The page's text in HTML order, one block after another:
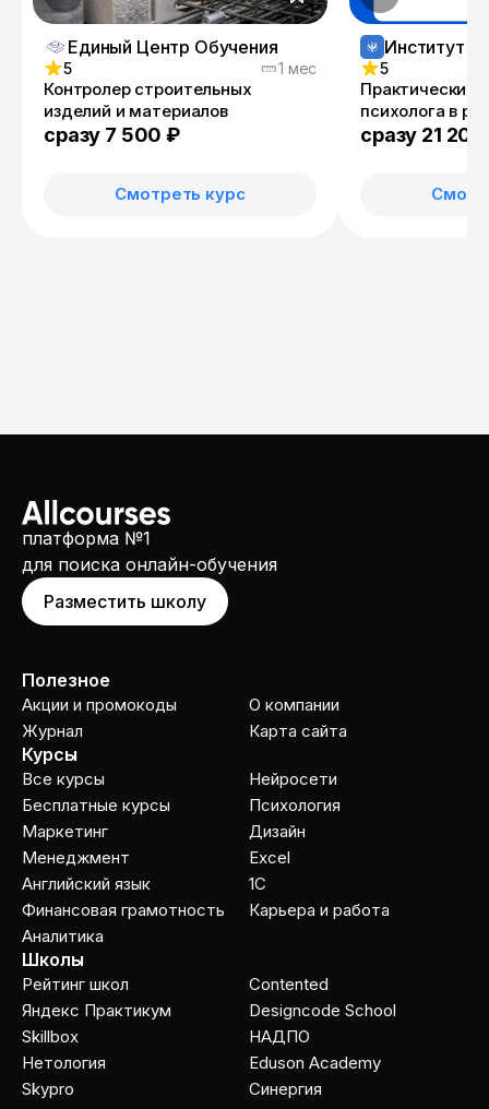
Единый Центр Обучения
5 1 мес
Контролер строительных
изделий и материалов
сразу 7 500 ₽
Смотреть курс
5
Практические
психолога в
сложными
сразу 21
платформа №1
для поиска онлайн-обучения
Разместить школу
Полезное
Акции и промокоды
Журнал
О компании
Карта сайта
Курсы
Все курсы
Бесплатные курсы
Маркетинг
Менеджмент
Английский язык
Финансовая грамотность
Аналитика
Нейросети
Психология
Дизайн
Excel
1C
Карьера и работа
Школы
Рейтинг школ
Яндекс Практикум
Skillbox
Нетология
Skypro
Contented
Designcode School
НАДПО
Eduson Academy
Cинергия